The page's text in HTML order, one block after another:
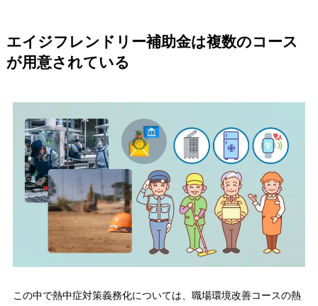
エイジフレンドリー補助金は複数のコース
が用意されている
この中で熱中症対策義務化については、職場環境改善コースの熱